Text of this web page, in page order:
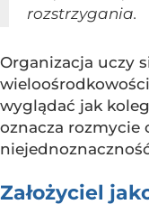
rozstrzygania.
Organizacja uczy
wyglądać jak
oznacza rozmycie
Założyciel